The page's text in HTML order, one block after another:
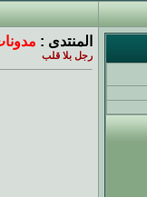
المنتدى :
رجل بلا قلب